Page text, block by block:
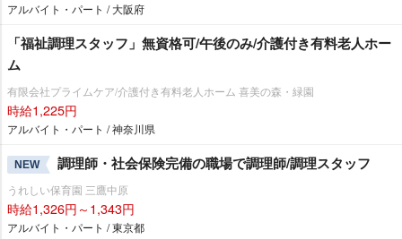
アルバイト・パート / 大阪府
「福祉調理スタッフ」無資格可/午後のみ/介護付き有料老人ホー
ム
有限会社プライムケア/介護付き有料老人ホーム 喜美の森・緑園
時給1,225円
アルバイト・パート / 神奈川県
NEW 調理師・社会保険完備の職場で調理師/調理スタッフ
うれしい保育園 三鷹中原
時給1,326円～1,343円
アルバイト・パート / 東京都